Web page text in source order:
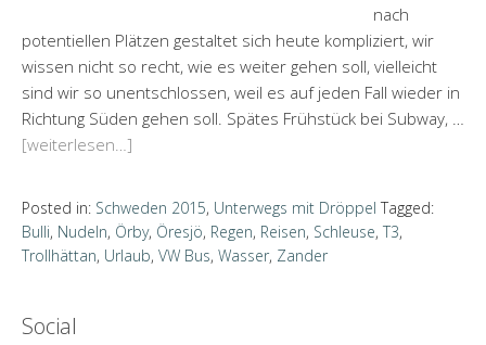
nach
potentiellen Plätzen gestaltet sich heute kompliziert, wir
wissen nicht so recht, wie es weiter gehen soll, vielleicht
sind wir so unentschlossen, weil es auf jeden Fall wieder in
Richtung Süden gehen soll. Spätes Frühstück bei Subway, …
[weiterlesen…]
Posted in: Schweden 2015, Unterwegs mit Dröppel Tagged:
Bulli, Nudeln, Örby, Öresjö, Regen, Reisen, Schleuse, T3,
Trollhättan, Urlaub, VW Bus, Wasser, Zander
Social